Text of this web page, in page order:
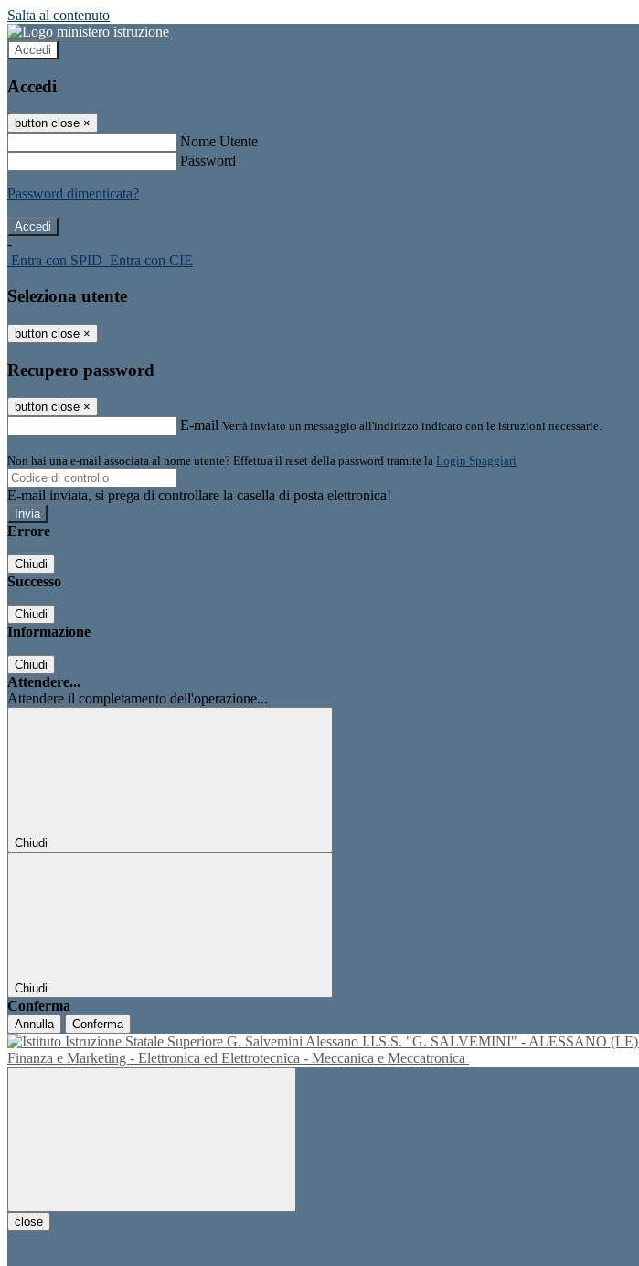
Salta al contenuto
Accedi
Accedi
button close ×
Nome Utente
Password
Password dimenticata?
-
Entra con SPID Entra con CIE
Seleziona utente
button close ×
Recupero password
button close ×
E-mail Verrà inviato un messaggio all'indirizzo indicato con le istruzioni necessarie.
Non hai una e-mail associata al nome utente? Effettua il reset della password tramite la Login Spaggiari
E-mail inviata, si prega di controllare la casella di posta elettronica!
Errore
Chiudi
Successo
Chiudi
Informazione
Chiudi
Attendere...
Attendere il completamento dell'operazione...
Chiudi
Chiudi
Conferma
Annulla Conferma
I.I.S.S. "G. SALVEMINI" - ALESSANO (LE)
Finanza e Marketing - Elettronica ed Elettrotecnica - Meccanica e Meccatronica
close